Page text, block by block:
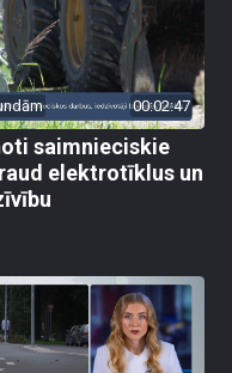
00:02:47
saimnieciskie
elektrotīklus un